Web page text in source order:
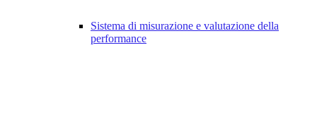
Sistema di misurazione e valutazione della
performance